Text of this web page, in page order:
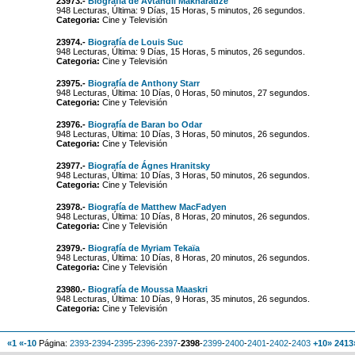
948 Lecturas, Última: 9 Días, 15 Horas, 5 minutos, 26 segundos.
Categoria: Cine y Televisión
23974.- Biografía de Louis Suc
948 Lecturas, Última: 9 Días, 15 Horas, 5 minutos, 26 segundos.
Categoria: Cine y Televisión
23975.- Biografía de Anthony Starr
948 Lecturas, Última: 10 Días, 0 Horas, 50 minutos, 27 segundos.
Categoria: Cine y Televisión
23976.- Biografía de Baran bo Odar
948 Lecturas, Última: 10 Días, 3 Horas, 50 minutos, 26 segundos.
Categoria: Cine y Televisión
23977.- Biografía de Ágnes Hranitsky
948 Lecturas, Última: 10 Días, 3 Horas, 50 minutos, 26 segundos.
Categoria: Cine y Televisión
23978.- Biografía de Matthew MacFadyen
948 Lecturas, Última: 10 Días, 8 Horas, 20 minutos, 26 segundos.
Categoria: Cine y Televisión
23979.- Biografía de Myriam Tekaïa
948 Lecturas, Última: 10 Días, 8 Horas, 20 minutos, 26 segundos.
Categoria: Cine y Televisión
23980.- Biografía de Moussa Maaskri
948 Lecturas, Última: 10 Días, 9 Horas, 35 minutos, 26 segundos.
Categoria: Cine y Televisión
«1 «-10 Página: 2393-2394-2395-2396-2397-2398-2399-2400-2401-2402-2403 +10»